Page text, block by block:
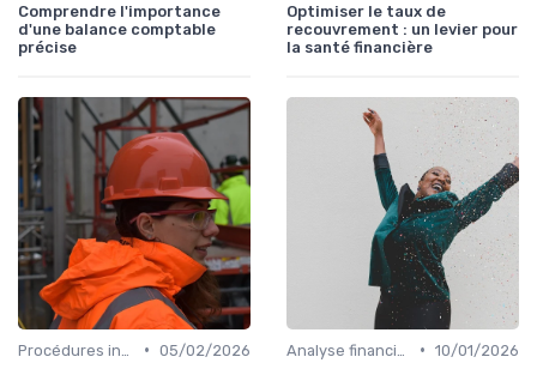
Comprendre l'importance
d'une balance comptable
précise
Optimiser le taux de
recouvrement : un levier pour
la santé financière
• 05/02/2026
• 10/01/2026